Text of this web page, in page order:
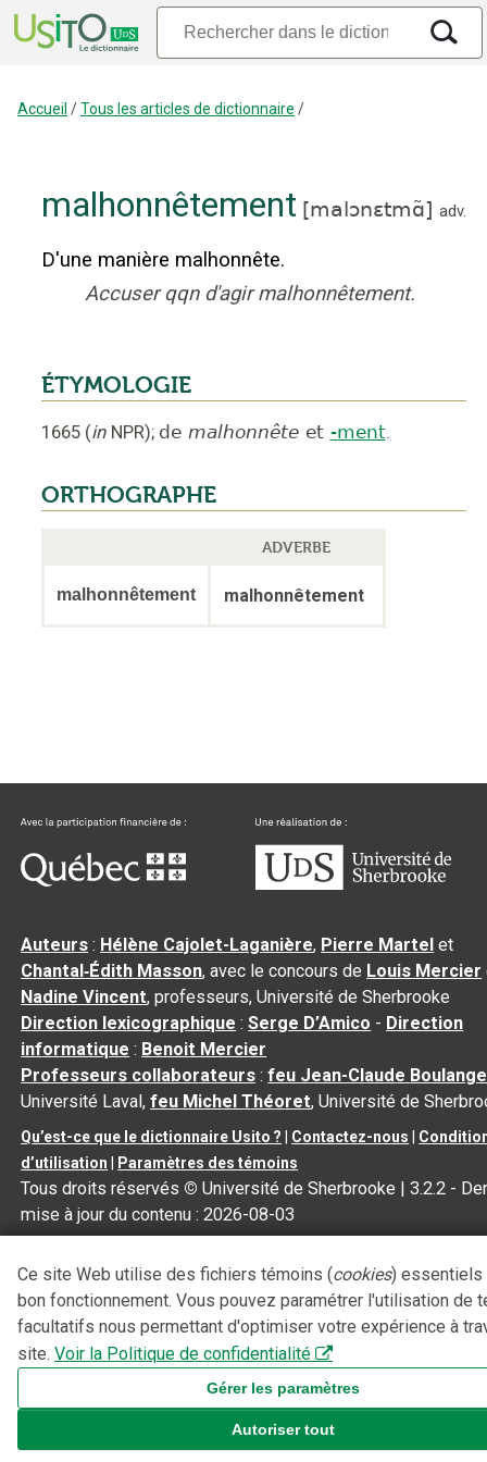
Accueil /Tous les articles de dictionnaire /
malhonnêtement [malɔnɛtmɑ̃] adv.
D'une manière malhonnête.
Accuser qqn d'agir malhonnêtement.
ÉTYMOLOGIE
1665 (in NPR); de malhonnête et -ment.
ORTHOGRAPHE
ADVERBE
malhonnêtement malhonnêtement
Auteurs : Hélène Cajolet-Laganière, Pierre Martel et
Chantal‑Édith Masson, avec le concours de Louis Mercier
Nadine Vincent, professeurs, Université de Sherbrooke
Direction lexicographique :Serge D’Amico - Direction
informatique : Benoit Mercier
Professeurs collaborateurs :feu Jean-Claude
Université Laval,feu Michel Théoret, Université de
Qu’est-ce que le dictionnaire Usito ? | Contactez-nous |
d’utilisation | Paramètres des témoins
Tous droits réservés © Université de Sherbrooke |3.2.2 -
mise à jour du contenu :2026-08-03
Ce site Web utilise des fichiers témoins (cookies) essentiels
bon fonctionnement. Vous pouvez paramétrer l'utilisation de
facultatifs nous permettant d'optimiser votre expérience à
site. Voir la Politique de confidentialité
Gérer les paramètres
Autoriser tout